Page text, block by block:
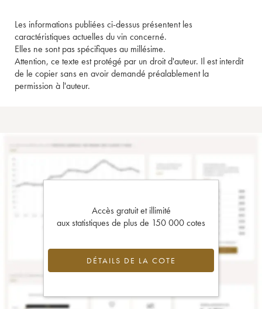
Les informations publiées ci-dessus présentent les
caractéristiques actuelles du vin concerné.
Elles ne sont pas spécifiques au millésime.
Attention, ce texte est protégé par un droit d'auteur. Il est interdit
de le copier sans en avoir demandé préalablement la
permission à l'auteur.
Accès gratuit et illimité
aux statistiques de plus de 150 000 cotes
DÉTAILS DE LA COTE